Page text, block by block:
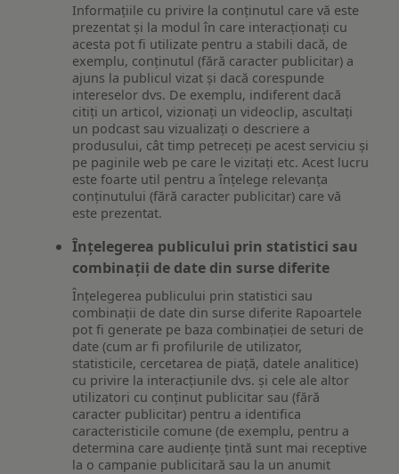
Informațiile cu privire la conținutul care vă este
prezentat și la modul în care interacționați cu
acesta pot fi utilizate pentru a stabili dacă, de
exemplu, conținutul (fără caracter publicitar) a
ajuns la publicul vizat și dacă corespunde
intereselor dvs. De exemplu, indiferent dacă
citiți un articol, vizionați un videoclip, ascultați
un podcast sau vizualizați o descriere a
produsului, cât timp petreceți pe acest serviciu și
pe paginile web pe care le vizitați etc. Acest lucru
este foarte util pentru a înțelege relevanța
conținutului (fără caracter publicitar) care vă
este prezentat.
Înțelegerea publicului prin statistici sau
combinații de date din surse diferite
Înțelegerea publicului prin statistici sau
combinații de date din surse diferite Rapoartele
pot fi generate pe baza combinației de seturi de
date (cum ar fi profilurile de utilizator,
statisticile, cercetarea de piață, datele analitice)
cu privire la interacțiunile dvs. și cele ale altor
utilizatori cu conținut publicitar sau (fără
caracter publicitar) pentru a identifica
caracteristicile comune (de exemplu, pentru a
determina care audiențe țintă sunt mai receptive
la o campanie publicitară sau la un anumit